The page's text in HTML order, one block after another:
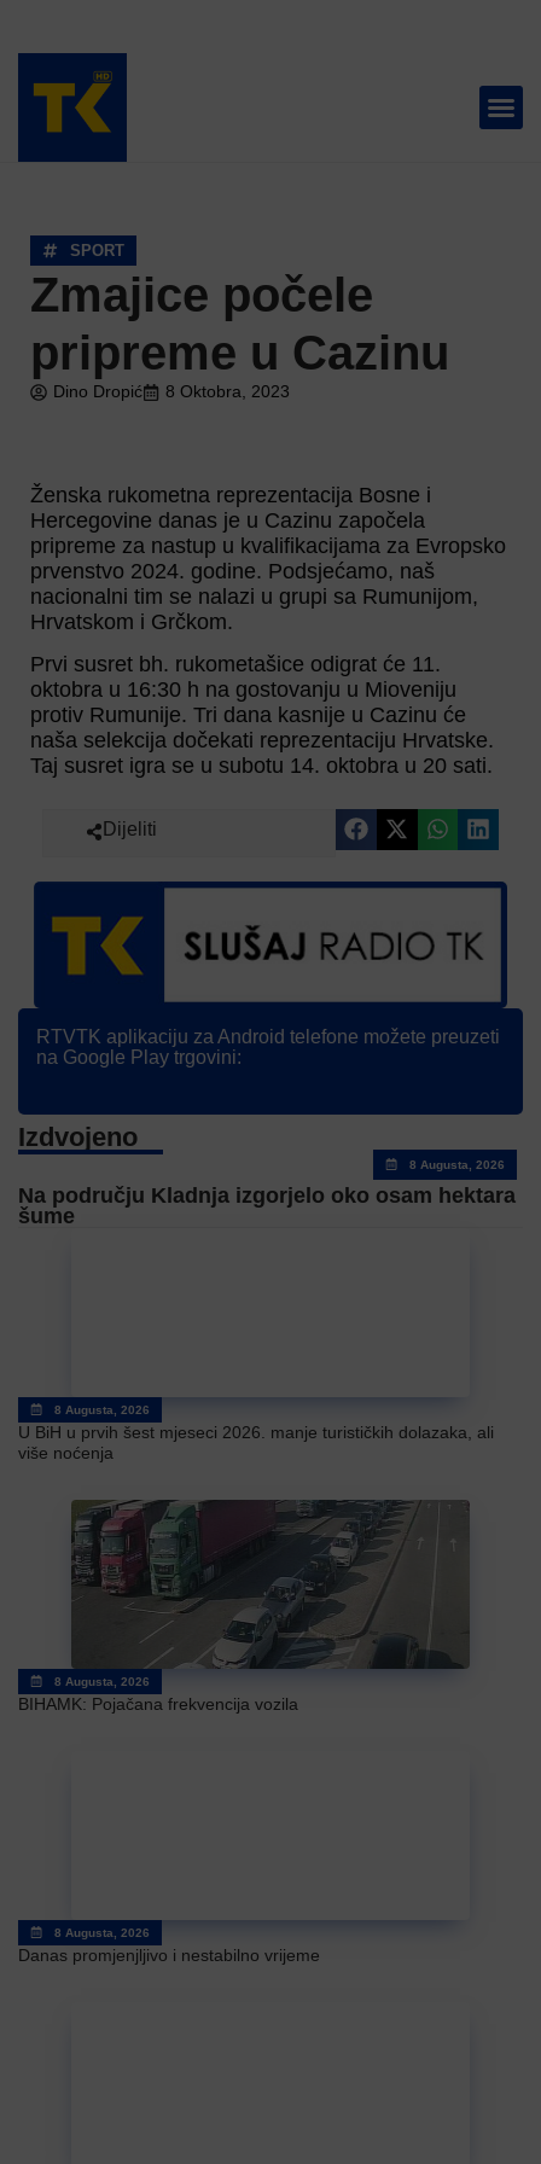
SPORT
Zmajice počele
pripreme u Cazinu
Dino Dropić 8 Oktobra, 2023
Ženska rukometna reprezentacija Bosne i
Hercegovine danas je u Cazinu započela
pripreme za nastup u kvalifikacijama za Evropsko
prvenstvo 2024. godine. Podsjećamo, naš
nacionalni tim se nalazi u grupi sa Rumunijom,
Hrvatskom i Grčkom.
Prvi susret bh. rukometašice odigrat će 11.
oktobra u 16:30 h na gostovanju u Mioveniju
protiv Rumunije. Tri dana kasnije u Cazinu će
naša selekcija dočekati reprezentaciju Hrvatske.
Taj susret igra se u subotu 14. oktobra u 20 sati.
Dijeliti
RTVTK aplikaciju za Android telefone možete preuzeti
na Google Play trgovini:
Izdvojeno
8 Augusta, 2026
Na području Kladnja izgorjelo oko osam hektara
šume
8 Augusta, 2026
U BiH u prvih šest mjeseci 2026. manje turističkih dolazaka, ali
više noćenja
8 Augusta, 2026
BIHAMK: Pojačana frekvencija vozila
8 Augusta, 2026
Danas promjenjljivo i nestabilno vrijeme